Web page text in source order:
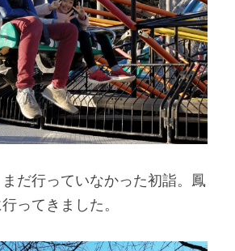
だ行っていなかった初詣。鳳
ってきました。